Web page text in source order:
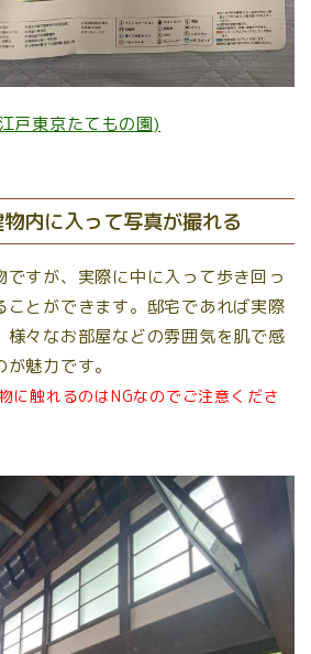
戸東京たてもの園)
内に入って写真が撮れる
すが、実際に中に入って歩き回っ
ことができます。邸宅であれば実際
様々なお部屋などの雰囲気を肌で感
魅力です。
に触れるのはNGなのでご注意くださ